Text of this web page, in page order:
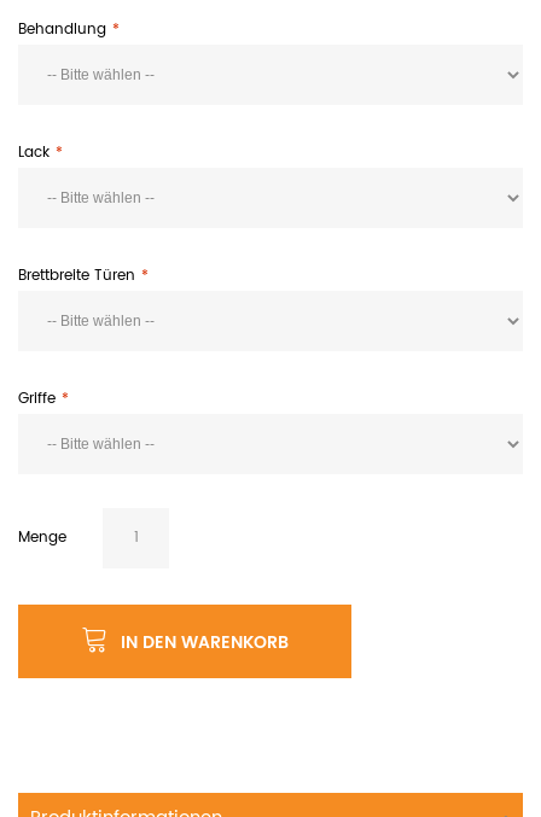
Behandlung
Lack
Brettbreite Türen
Griffe
Menge
IN DEN WARENKORB